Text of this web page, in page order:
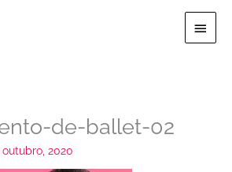
Menu
de-ballet-02
outubro, 2020